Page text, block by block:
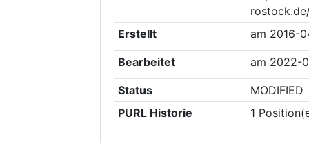
Erstellt
am 2016-
Bearbeitet am 2022-
Status
MODIFIED
PURL Historie
1